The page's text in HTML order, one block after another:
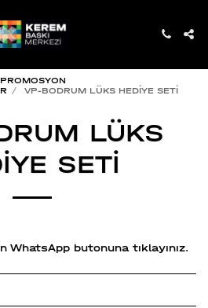
PROMOSYON
VP-BODRUM LÜKS HEDİYE SETİ
LÜKS
SETİ
butonuna tıklayınız.